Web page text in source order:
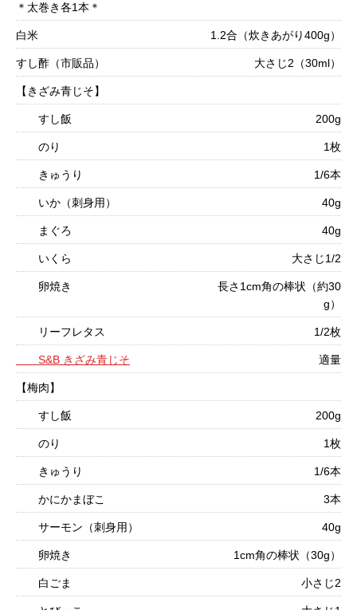
＊太巻き各1本＊
白米 1.2合（炊きあがり400g）
すし酢（市販品） 大さじ2（30ml）
【きざみ青じそ】
すし飯 200g
のり 1枚
きゅうり 1/6本
いか（刺身用） 40g
まぐろ 40g
いくら 大さじ1/2
卵焼き
長さ1cm角の棒状（約30
g）
リーフレタス 1/2枚
S&B きざみ青じそ 適量
【梅肉】
すし飯 200g
のり 1枚
きゅうり 1/6本
かにかまぼこ 3本
サーモン（刺身用） 40g
卵焼き 1cm角の棒状（30g）
白ごま 小さじ2